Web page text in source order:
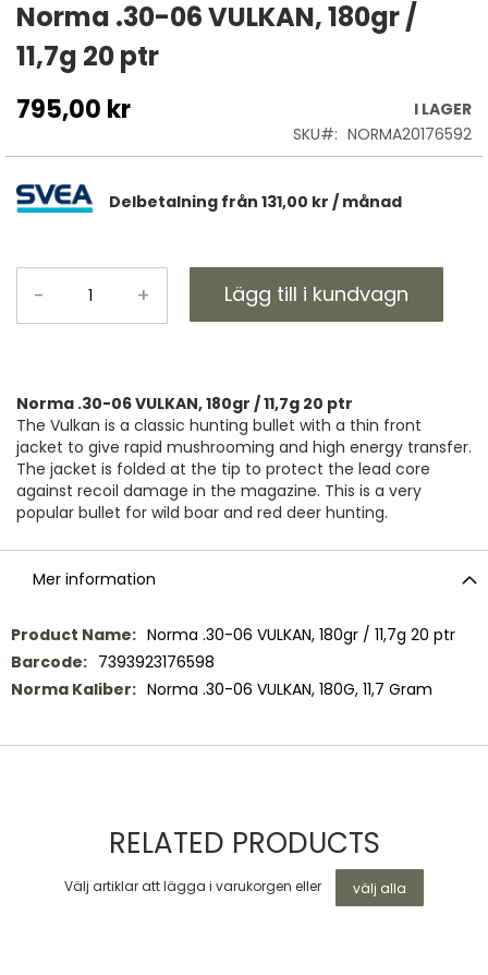
till
början
av
bildgalleriet
Norma .30-06 VULKAN, 180gr /
11,7g 20 ptr
795,00 kr
I LAGER
SKU
NORMA20176592
Delbetalning från 131,00 kr / månad
- + Lägg till i kundvagn
Norma .30-06 VULKAN, 180gr / 11,7g 20 ptr
The Vulkan is a classic hunting bullet with a thin front
jacket to give rapid mushrooming and high energy transfer.
The jacket is folded at the tip to protect the lead core
against recoil damage in the magazine. This is a very
popular bullet for wild boar and red deer hunting.
Mer information
Mer
information
Norma .30-06 VULKAN, 180gr / 11,7g 20 ptr
7393923176598
Norma .30-06 VULKAN, 180G, 11,7 Gram
RELATED PRODUCTS
Välj artiklar att lägga i varukorgen eller välj alla